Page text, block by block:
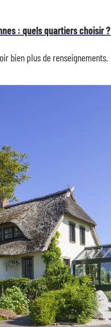
: quels quartiers choisir ?
bien plus de renseignements.